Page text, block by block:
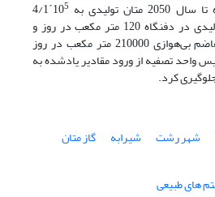
به 10 5
´4/1
می‌رسد. مقدار شیرابۀ تولیدی در دفنگاه 120 متر مکعب در روز و
مقدار پساب تولیدی در هاضم بی‌هوازی 210000 متر مکعب در روز
واحد تصفیه از ورود مقادیر یادشده به
کرد.
شهر رشت شیرابه
گاز متان
های طبیعی